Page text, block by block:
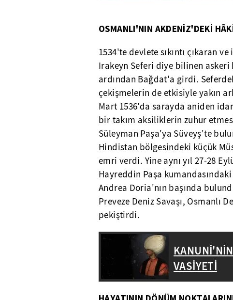
OSMANLI'NIN AKDENİZ'DEKİ
1534'te devlete sıkıntı çıkaran
Irakeyn Seferi diye bilinen askeri
ardından Bağdat'a girdi.
çekişmelerin de etkisiyle yakın
Mart 1536'da sarayda aniden
bir takım aksiliklerin zuhur
Süleyman Paşa'ya Süveyş'te
Hindistan bölgesindeki küçük
emri verdi. Yine aynı yıl 27-28
Hayreddin Paşa
Andrea Doria'nın başında
Preveze Deniz Savaşı, Osmanlı
pekiştirdi.
VASİYETİ